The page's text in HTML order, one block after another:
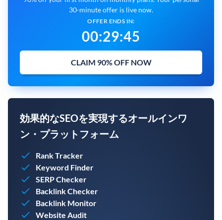
30-minute offer is live now.
OFFER ENDS IN:
00:29:45
CLAIM 90% OFF NOW
効果的なSEOを実現するオールインワ
ン・プラットフォーム
Rank Tracker
Keyword Finder
SERP Checker
Backlink Checker
Backlink Monitor
Website Audit